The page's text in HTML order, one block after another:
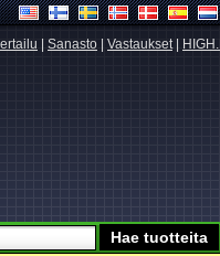
Sanasto Vastaukset|